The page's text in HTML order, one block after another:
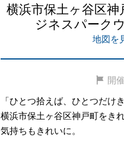
横浜市保土ヶ谷区
ジネスパーク
地図を
開
「ひとつ拾えば、ひとつだけ
横浜市保土ヶ谷区神戸町をき
気持ちもきれいに。